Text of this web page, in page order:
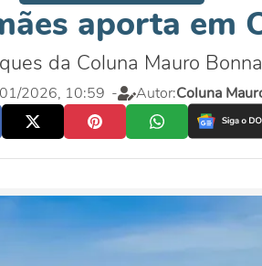
aporta em
da Coluna Mauro
2026, 10:59 - Autor:Coluna